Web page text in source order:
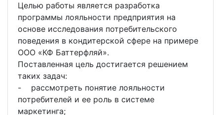
Целью работы является разработка
программы лояльности предприятия на
основе исследования потребительского
поведения в кондитерской сфере на примере
ООО «КФ Баттерфляй».
Поставленная цель достигается решением
таких задач:
- рассмотреть понятие лояльности
потребителей и ее роль в системе
маркетинга;